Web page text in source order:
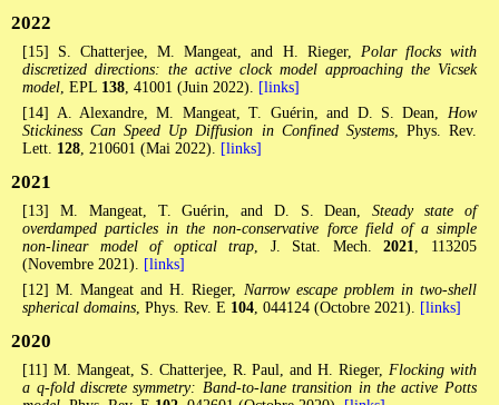
2022
[15] S. Chatterjee, M. Mangeat, and H. Rieger, Polar flocks with
discretized directions: the active clock model approaching the Vicsek
model, EPL 138, 41001 (Juin 2022). [links]
[14] A. Alexandre, M. Mangeat, T. Guérin, and D. S. Dean, How
Stickiness Can Speed Up Diffusion in Confined Systems, Phys. Rev.
Lett. 128, 210601 (Mai 2022). [links]
2021
[13] M. Mangeat, T. Guérin, and D. S. Dean,Steady state of
overdamped particles in the non-conservative force field of a simple
non-linear model of optical trap, J. Stat. Mech.2021, 113205
(Novembre 2021). [links]
[12] M. Mangeat and H. Rieger, Narrow escape problem in two-shell
spherical domains, Phys. Rev. E 104, 044124 (Octobre 2021). [links]
2020
[11] M. Mangeat, S. Chatterjee, R. Paul, and H. Rieger, Flocking with
a q-fold discrete symmetry: Band-to-lane transition in the active Potts